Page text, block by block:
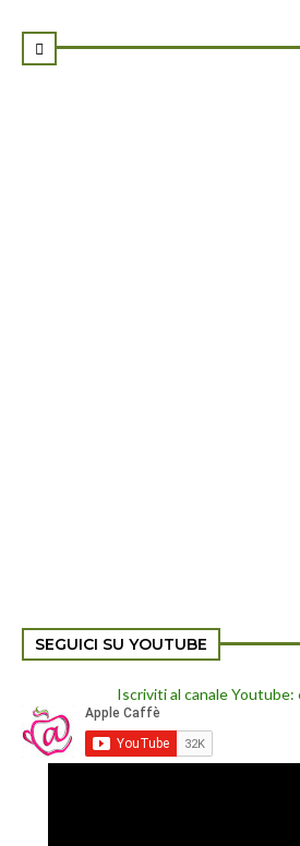

SEGUICI SU YOUTUBE
Iscriviti al canale Youtube: